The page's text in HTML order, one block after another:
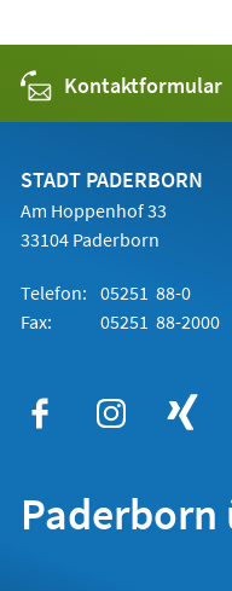
Kontaktformular
STADT PADERBORN
Am Hoppenhof 33
33104 Paderborn
Telefon: 05251 88-0
Fax:
05251 88-2000